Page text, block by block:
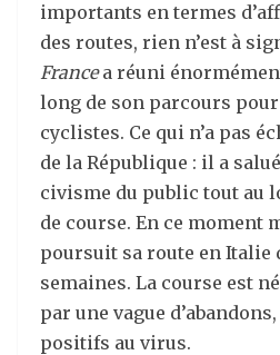
importants en termes
des routes, rien n’est à
Francea réuni
long de son parcours
cyclistes. Ce qui n’a pas
de la République : il a
civisme du public tout au
de course. En ce moment
poursuit sa route en Italie
semaines. La course est
par une vague
positifs au virus.